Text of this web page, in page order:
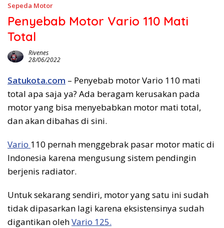
Sepeda Motor
Penyebab Motor Vario 110 Mati
Total
Rivenes
28/06/2022
Satukota.com – Penyebab motor Vario 110 mati
total apa saja ya? Ada beragam kerusakan pada
motor yang bisa menyebabkan motor mati total,
dan akan dibahas di sini.
Vario 110 pernah menggebrak pasar motor matic di
Indonesia karena mengusung sistem pendingin
berjenis radiator.
Untuk sekarang sendiri, motor yang satu ini sudah
tidak dipasarkan lagi karena eksistensinya sudah
digantikan olehVario 125.